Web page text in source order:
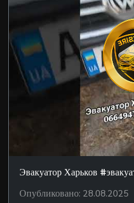
Опубликовано: 28.08.2025